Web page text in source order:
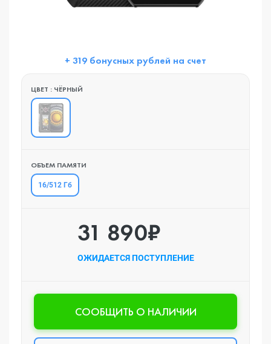
+ 319 бонусных рублей на счет
ЦВЕТ : ЧЁРНЫЙ
ОБЪЕМ ПАМЯТИ
16/512 Гб
31 890₽
ОЖИДАЕТСЯ ПОСТУПЛЕНИЕ
CООБЩИТЬ О НАЛИЧИИ